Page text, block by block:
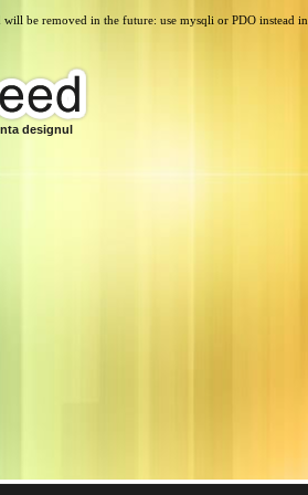
be removed in the future: use mysqli or PDO instead in
designul